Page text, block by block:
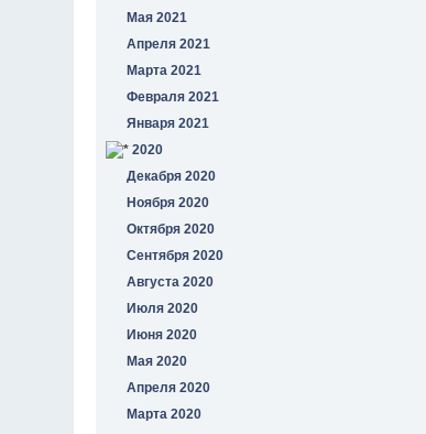
Мая 2021
Апреля 2021
Марта 2021
Февраля 2021
Января 2021
2020
Декабря 2020
Ноября 2020
Октября 2020
Сентября 2020
Августа 2020
Июля 2020
Июня 2020
Мая 2020
Апреля 2020
Марта 2020